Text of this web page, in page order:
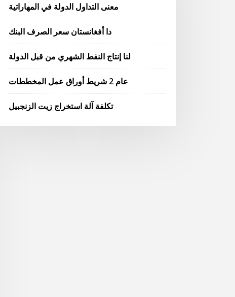
معنى التداول الدولة في المهاراتية
دا أفغانستان سعر الصرف البنك
لنا إنتاج النفط الشهري من قبل الدولة
عام 2 شريط أوراق عمل المخططات
تكلفة آلة استخراج زيت الزنجبيل